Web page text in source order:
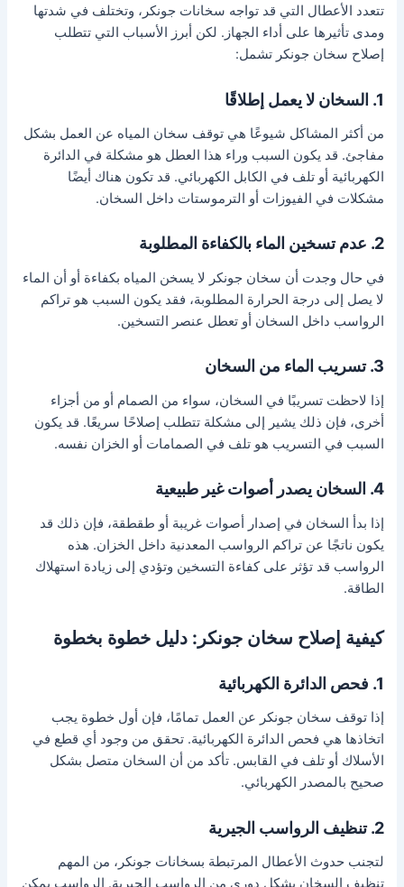
تتعدد الأعطال التي قد تواجه سخانات جونكر، وتختلف في شدتها
ومدى تأثيرها على أداء الجهاز. لكن أبرز الأسباب التي تتطلب
إصلاح سخان جونكر تشمل:
1. السخان لا يعمل إطلاقًا
من أكثر المشاكل شيوعًا هي توقف سخان المياه عن العمل بشكل
مفاجئ. قد يكون السبب وراء هذا العطل هو مشكلة في الدائرة
الكهربائية أو تلف في الكابل الكهربائي. قد تكون هناك أيضًا
مشكلات في الفيوزات أو الترموستات داخل السخان.
2. عدم تسخين الماء بالكفاءة المطلوبة
في حال وجدت أن سخان جونكر لا يسخن المياه بكفاءة أو أن الماء
لا يصل إلى درجة الحرارة المطلوبة، فقد يكون السبب هو تراكم
الرواسب داخل السخان أو تعطل عنصر التسخين.
3. تسريب الماء من السخان
إذا لاحظت تسريبًا في السخان، سواء من الصمام أو من أجزاء
أخرى، فإن ذلك يشير إلى مشكلة تتطلب إصلاحًا سريعًا. قد يكون
السبب في التسريب هو تلف في الصمامات أو الخزان نفسه.
4. السخان يصدر أصوات غير طبيعية
إذا بدأ السخان في إصدار أصوات غريبة أو طقطقة، فإن ذلك قد
يكون ناتجًا عن تراكم الرواسب المعدنية داخل الخزان. هذه
الرواسب قد تؤثر على كفاءة التسخين وتؤدي إلى زيادة استهلاك
الطاقة.
كيفية إصلاح سخان جونكر: دليل خطوة بخطوة
1. فحص الدائرة الكهربائية
إذا توقف سخان جونكر عن العمل تمامًا، فإن أول خطوة يجب
اتخاذها هي فحص الدائرة الكهربائية. تحقق من وجود أي قطع في
الأسلاك أو تلف في القابس. تأكد من أن السخان متصل بشكل
صحيح بالمصدر الكهربائي.
2. تنظيف الرواسب الجيرية
لتجنب حدوث الأعطال المرتبطة بسخانات جونكر، من المهم
تنظيف السخان بشكل دوري من الرواسب الجيرية. الرواسب يمكن